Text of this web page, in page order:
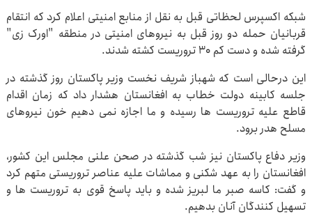
شبکه اکسپرس لحظاتی قبل به نقل از منابع امنیتی اعلام کرد که انتقام
قربانیان حمله دو روز قبل به نیروهای امنیتی در منطقه "اورک زی"
گرفته شده و دست کم ۳۰ تروریست کشته شدند.
این درحالی است که شهباز شریف نخست وزیر پاکستان روز گذشته در
جلسه کابینه دولت خطاب به افغانستان هشدار داد که زمان اقدام
قاطع علیه تروریست ها رسیده و ما اجازه نمی دهیم خون نیروهای
مسلح هدر برود.
وزیر دفاع پاکستان نیز شب گذشته در صحن علنی مجلس این کشور،
افغانستان را به عهد شکنی و مماشات علیه عناصر تروریستی متهم کرد
و گفت: کاسه صبر ما لبریز شده و باید پاسخ قوی به تروریست ها و
تسهیل کنندگان آنان بدهیم.